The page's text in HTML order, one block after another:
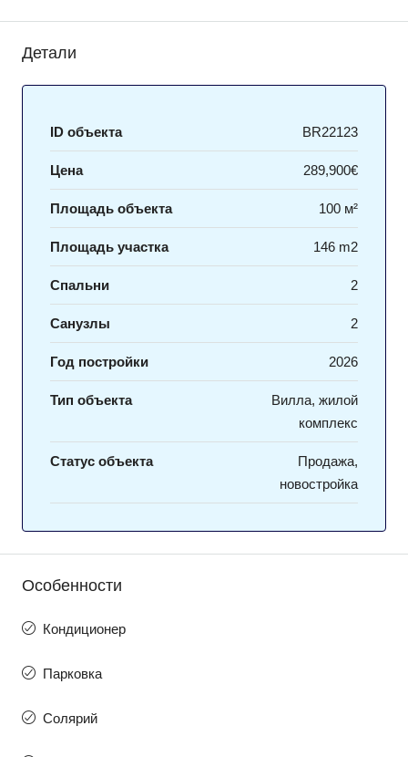
Детали
ID объекта BR22123
Цена 289,900€
Площадь объекта 100 м²
Площадь участка 146 m2
Спальни 2
Санузлы 2
Год постройки 2026
Тип объекта
Вилла, жилой
комплекс
Статус объекта
Продажа,
новостройка
Особенности
Кондиционер
Парковка
Солярий